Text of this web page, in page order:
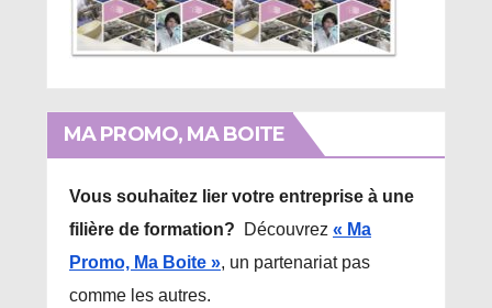
MA PROMO, MA BOITE
Vous souhaitez lier votre entreprise à une
filière de formation?
Découvrez « Ma
Promo, Ma Boite », un partenariat pas
comme les autres.